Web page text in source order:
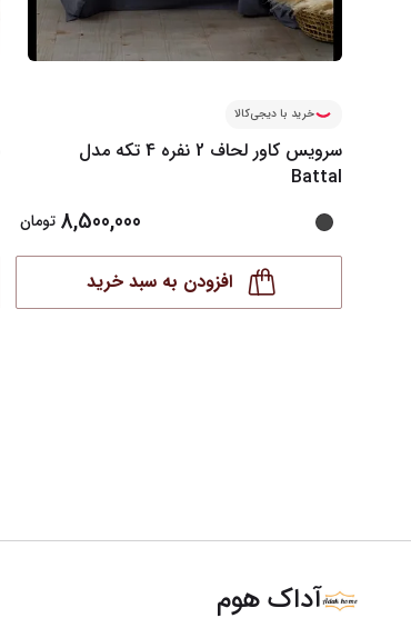
خرید با دیجی‌کالا
سرویس کاور لحاف 2 نفره 4 تکه مدل
Battal
8,500,000 تومان
افزودن به سبد خرید
آداک هوم